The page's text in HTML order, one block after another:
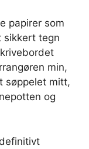
papirer som
sikkert tegn
min,
søppelet mitt,
og